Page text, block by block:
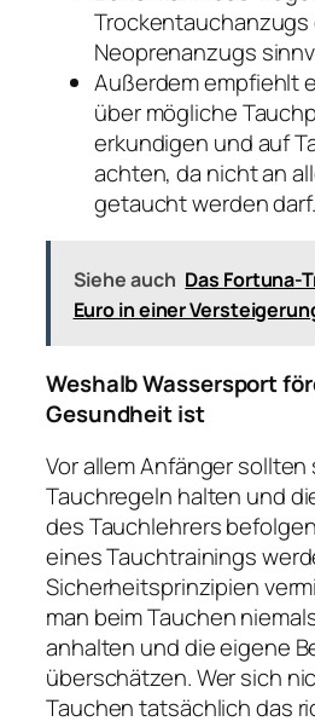
Trockentauchanzugs
Neoprenanzugs
Außerdem empfiehlt
über mögliche
erkundigen und auf
achten, da nicht an
getaucht werden darf.
Siehe auch Das Fortuna-
Euro in einer
Weshalb Wassersport
Gesundheit ist
Vor allem Anfänger sollten
Tauchregeln halten und
des Tauchlehrers
eines Tauchtrainings
Sicherheitsprinzipien
man beim Tauchen
anhalten und die eigene
überschätzen. Wer sich
Tauchen tatsächlich das